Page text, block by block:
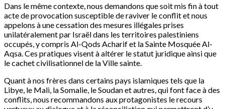
Dans le même contexte, nous demandons que soit mis fin à tout
acte de provocation susceptible de raviver le conflit et nous
appelons à une cessation des mesures illégales prises
unilatéralement par Israël dans les territoires palestiniens
occupés, y compris Al-Qods Acharif et la Sainte Mosquée Al-
Aqsa. Ces pratiques visent à altérer le statut juridique ainsi que
le cachet civilisationnel de la Ville sainte.
Quant à nos frères dans certains pays islamiques tels que la
Libye, le Mali, la Somalie, le Soudan et autres, qui font face à des
conflits, nous recommandons aux protagonistes le recours